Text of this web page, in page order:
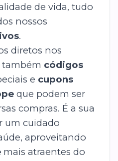
de vida, tudo
nossos
.
diretos nos
também códigos
e cupons
que podem ser
compras. É a sua
um cuidado
aproveitando
mais atraentes do